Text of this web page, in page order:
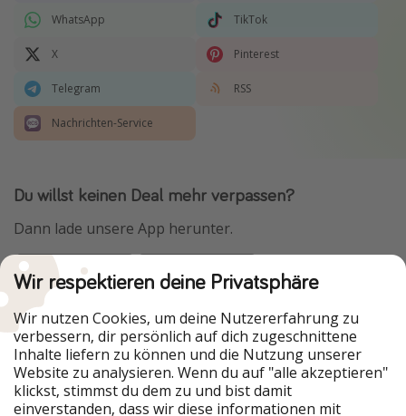
WhatsApp TikTok
X Pinterest
Telegram RSS
Nachrichten-Service
Du willst keinen Deal mehr verpassen?
Dann lade unsere App herunter.
Urlaubspiraten ist Teil der HolidayPirates Group
Unsere Märkte
PiratinViaggio
HolidayPirates
VakantiePiraten
WakacyjniPiraci
Wir respektieren deine Privatsphäre
Wir nutzen Cookies, um deine Nutzererfahrung zu
verbessern, dir persönlich auf dich zugeschnittene
Inhalte liefern zu können und die Nutzung unserer
Website zu analysieren. Wenn du auf "alle akzeptieren"
klickst, stimmst du dem zu und bist damit
einverstanden, dass wir diese informationen mit